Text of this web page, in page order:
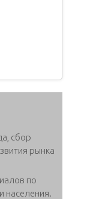
сбор
рынка
по
населения.